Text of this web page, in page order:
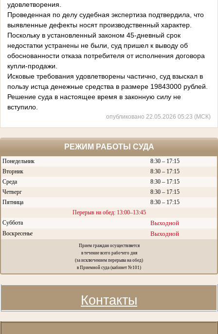
удовлетворения.
Проведенная по делу судебная экспертиза подтвердила, что
выявленные дефекты носят производственный характер.
Поскольку в установленный законом 45-дневный срок
недостатки устранены не были, суд пришел к выводу об
обоснованности отказа потребителя от исполнения договора
купли-продажи.
Исковые требования удовлетворены частично, суд взыскал в
пользу истца денежные средства в размере 19843000 рублей.
Решение суда в настоящее время в законную силу не
вступило.
опубликовано 22.05.2026 05:23 (МСК)
РЕЖИМ РАБОТЫ СУДА
Понедельник
8:30 – 17:15
Вторник
8:30 – 17:15
Среда
8:30 – 17:15
Четверг
8:30 – 17:15
Пятница
8:30 – 17:15
Перерыв на обед: 13:00–13:45
Суббота
Выходной
Воскресенье Выходной
Прием граждан осуществляется
в течение всего рабочего дня
(за исключением перерыва на обед)
в Приемной суда (кабинет №101)
Контакты